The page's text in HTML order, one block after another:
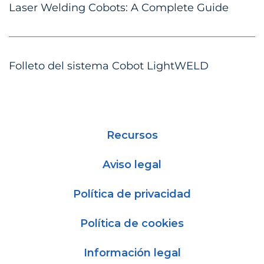
Laser Welding Cobots: A Complete Guide
Folleto del sistema Cobot LightWELD
Recursos
Aviso legal
Política de privacidad
Política de cookies
Información legal